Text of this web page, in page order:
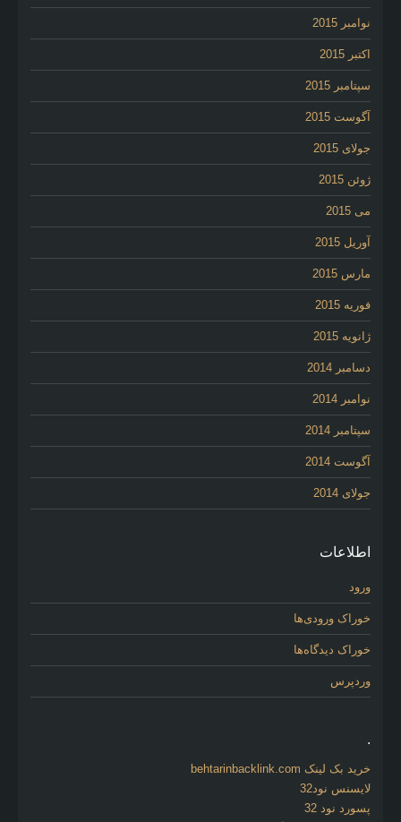
نوامبر 2015
اکتبر 2015
سپتامبر 2015
آگوست 2015
جولای 2015
ژوئن 2015
می 2015
آوریل 2015
مارس 2015
فوریه 2015
ژانویه 2015
دسامبر 2014
نوامبر 2014
سپتامبر 2014
آگوست 2014
جولای 2014
اطلاعات
ورود
خوراک ورودی‌ها
خوراک دیدگاه‌ها
وردپرس
.
خرید بک لینک behtarinbacklink.com
لایسنس نود32
پسورد نود 32